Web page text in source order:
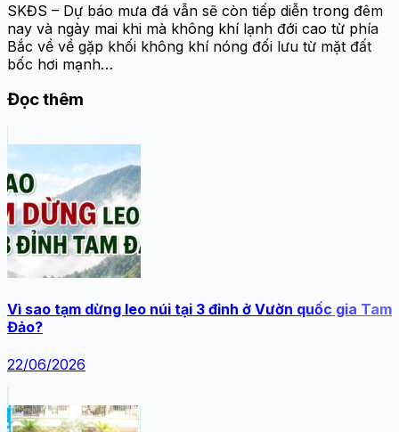
SKĐS – Dự báo mưa đá vẫn sẽ còn tiếp diễn trong đêm
nay và ngày mai khi mà không khí lạnh đới cao từ phía
Bắc về về gặp khối không khí nóng đối lưu từ mặt đất
bốc hơi mạnh…
Đọc thêm
Vì sao tạm dừng leo núi tại 3 đỉnh ở Vườn quốc gia Tam
Đảo?
22/06/2026